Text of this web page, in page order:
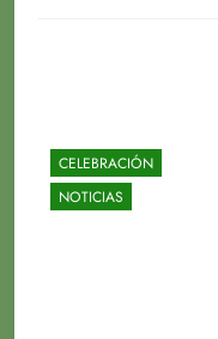
CELEBRACIÓN
NOTICIAS